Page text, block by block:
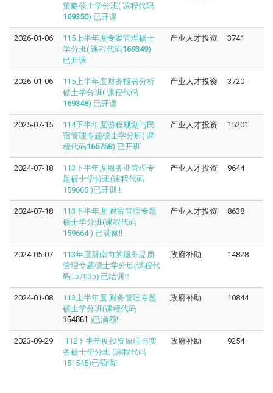
策略硕士学分班( 课程代码
169350) 已开课
2026-01-06
115上半年度专案管理硕士
学分班( 课程代码169349)
已开课
产业人才投资 3741
2026-01-06
115上半年度财务报表分析
硕士学分班( 课程代码
169348) 已开课
产业人才投资 3720
2025-07-15
114下半年度游程规划与民
宿管理专题硕士学分班( 课
程代码165758) 已开班
产业人才投资 15201
2024-07-18
113下半年度服务业管理专
题硕士学分班(课程代码
159665 )已开训!!
产业人才投资 9644
2024-07-18
113下半年度 财富管理专题
硕士学分班(课程代码
159664 ) 已满额!!
产业人才投资 8638
2024-05-07 113年度新南向的服务品质
管理专题硕士学分班(课程代
码157035) 已结训!!
政府补助 14828
2024-01-08 113上半年度 财务管理专题
硕士学分班(课程代码
154861 )已满额!!
政府补助 10844
2023-09-29
112下半年度投资原理与实
务硕士学分班 (课程代码
151545)已额满!!
政府补助 9254